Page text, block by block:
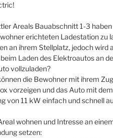
Areals Bauabschnitt 1-3
erichteten Ladestation zu
an ihrem Stellplatz, jedoch wird
Laden des Elektroautos an
vollzuladen?
die Bewohner mit ihrem
vorzeigen und das Auto mit
von 11 kW einfach und schnell
wohnen und Intresse an
setzen: